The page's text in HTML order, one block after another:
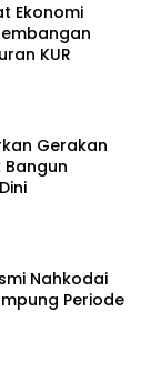
Ekonomi
KUR
Gerakan
Bangun
Nahkodai
Periode